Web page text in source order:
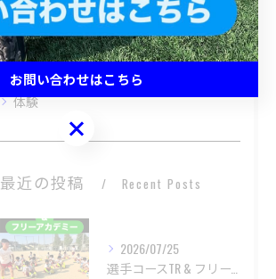
ジュニア
小学生
中学生
体験
最近の投稿 Recent Posts
2026/07/25
選手コースTR & フリーアカデミー
お問い合わせはこちら
お問い合わせはこちら